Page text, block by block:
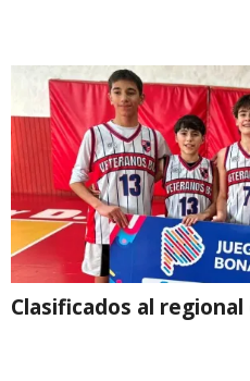
Clasificados al